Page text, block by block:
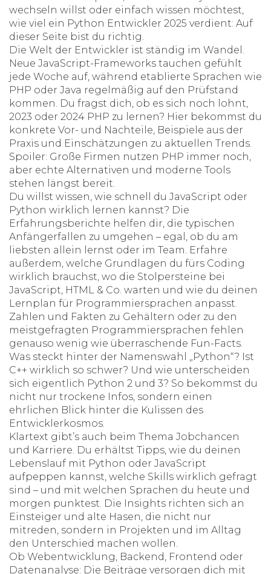
wechseln willst oder einfach wissen möchtest,
wie viel ein Python Entwickler 2025 verdient: Auf
dieser Seite bist du richtig.
Die Welt der Entwickler ist ständig im Wandel.
Neue JavaScript-Frameworks tauchen gefühlt
jede Woche auf, während etablierte Sprachen wie
PHP oder Java regelmäßig auf den Prüfstand
kommen. Du fragst dich, ob es sich noch lohnt,
2023 oder 2024 PHP zu lernen? Hier bekommst du
konkrete Vor- und Nachteile, Beispiele aus der
Praxis und Einschätzungen zu aktuellen Trends.
Spoiler: Große Firmen nutzen PHP immer noch,
aber echte Alternativen und moderne Tools
stehen längst bereit.
Du willst wissen, wie schnell du JavaScript oder
Python wirklich lernen kannst? Die
Erfahrungsberichte helfen dir, die typischen
Anfängerfallen zu umgehen – egal, ob du am
liebsten allein lernst oder im Team. Erfahre
außerdem, welche Grundlagen du fürs Coding
wirklich brauchst, wo die Stolpersteine bei
JavaScript, HTML & Co. warten und wie du deinen
Lernplan für Programmiersprachen anpasst.
Zahlen und Fakten zu Gehältern oder zu den
meistgefragten Programmiersprachen fehlen
genauso wenig wie überraschende Fun-Facts.
Was steckt hinter der Namenswahl „Python“? Ist
C++ wirklich so schwer? Und wie unterscheiden
sich eigentlich Python 2 und 3? So bekommst du
nicht nur trockene Infos, sondern einen
ehrlichen Blick hinter die Kulissen des
Entwicklerkosmos.
Klartext gibt’s auch beim Thema Jobchancen
und Karriere. Du erhältst Tipps, wie du deinen
Lebenslauf mit Python oder JavaScript
aufpeppen kannst, welche Skills wirklich gefragt
sind – und mit welchen Sprachen du heute und
morgen punktest. Die Insights richten sich an
Einsteiger und alte Hasen, die nicht nur
mitreden, sondern in Projekten und im Alltag
den Unterschied machen wollen.
Ob Webentwicklung, Backend, Frontend oder
Datenanalyse: Die Beiträge versorgen dich mit